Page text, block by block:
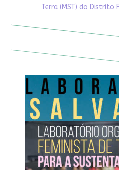
Terra (MST) do Distrito